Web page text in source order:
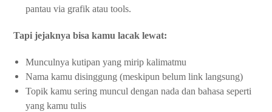
pantau via grafik atau tools.
Tapi jejaknya bisa kamu lacak lewat:
Munculnya kutipan yang mirip kalimatmu
Nama kamu disinggung (meskipun belum link langsung)
Topik kamu sering muncul dengan nada dan bahasa seperti
yang kamu tulis